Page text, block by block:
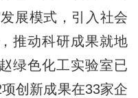
展模式，引入社会
推动科研成果就地
绿色化工实验室已
创新成果在33家企